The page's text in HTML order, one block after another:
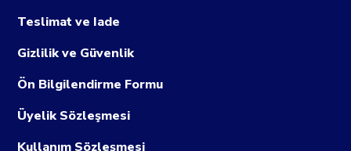
Teslimat ve Iade
Gizlilik ve Güvenlik
Ön Bilgilendirme Formu
Üyelik Sözleşmesi
Kullanım Sözleşmesi